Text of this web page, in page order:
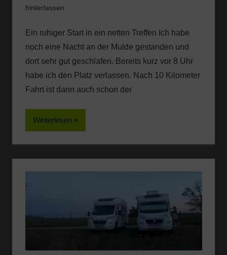
hinterlassen
Ein ruhiger Start in ein netten Treffen Ich habe
noch eine Nacht an der Mulde gestanden und
dort sehr gut geschlafen. Bereits kurz vor 8 Uhr
habe ich den Platz verlassen. Nach 10 Kilometer
Fahrt ist dann auch schon der
Weiterlesen